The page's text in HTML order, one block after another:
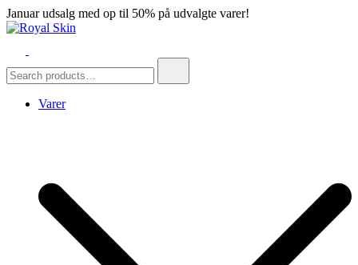
Skip
to
Januar udsalg med op til 50% på udvalgte varer!
Royal Skin
Skind- og pelsforretning
for:
Varer